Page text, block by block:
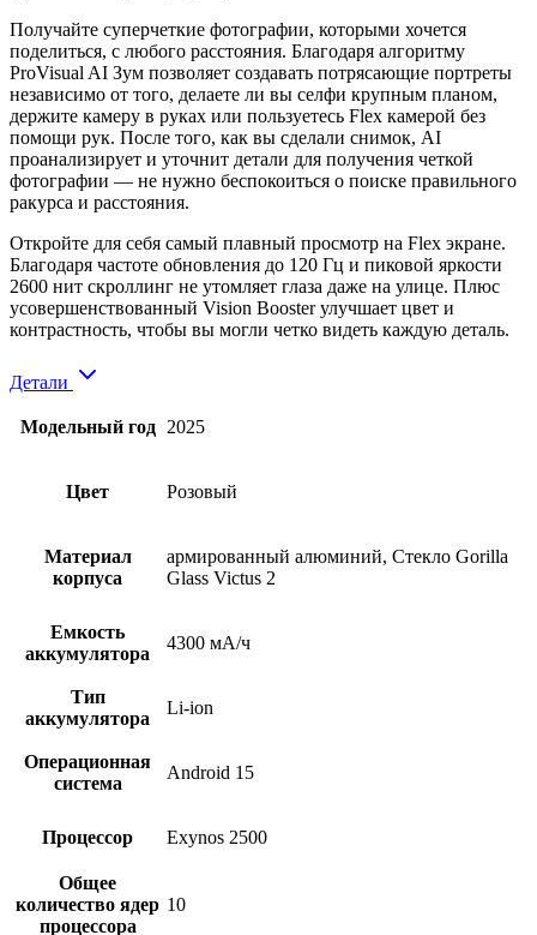
Получайте суперчеткие фотографии, которыми хочется
поделиться, с любого расстояния. Благодаря алгоритму
ProVisual AI Зум позволяет создавать потрясающие портреты
независимо от того, делаете ли вы селфи крупным планом,
держите камеру в руках или пользуетесь Flex камерой без
помощи рук. После того, как вы сделали снимок, AI
проанализирует и уточнит детали для получения четкой
фотографии — не нужно беспокоиться о поиске правильного
ракурса и расстояния.
Откройте для себя самый плавный просмотр на Flex экране.
Благодаря частоте обновления до 120 Гц и пиковой яркости
2600 нит скроллинг не утомляет глаза даже на улице. Плюс
усовершенствованный Vision Booster улучшает цвет и
контрастность, чтобы вы могли четко видеть каждую деталь.
Детали
Модельный год 2025
Цвет Розовый
Материал
корпуса
армированный алюминий, Стекло Gorilla
Glass Victus 2
Емкость
аккумулятора
4300 мА/ч
Тип
аккумулятора
Li-ion
Операционная
система
Android 15
Процессор Exynos 2500
Общее
количество ядер
процессора
10